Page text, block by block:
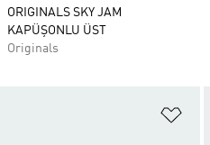
ORIGINALS SKY JAM
KAPÜŞONLU ÜST
Originals